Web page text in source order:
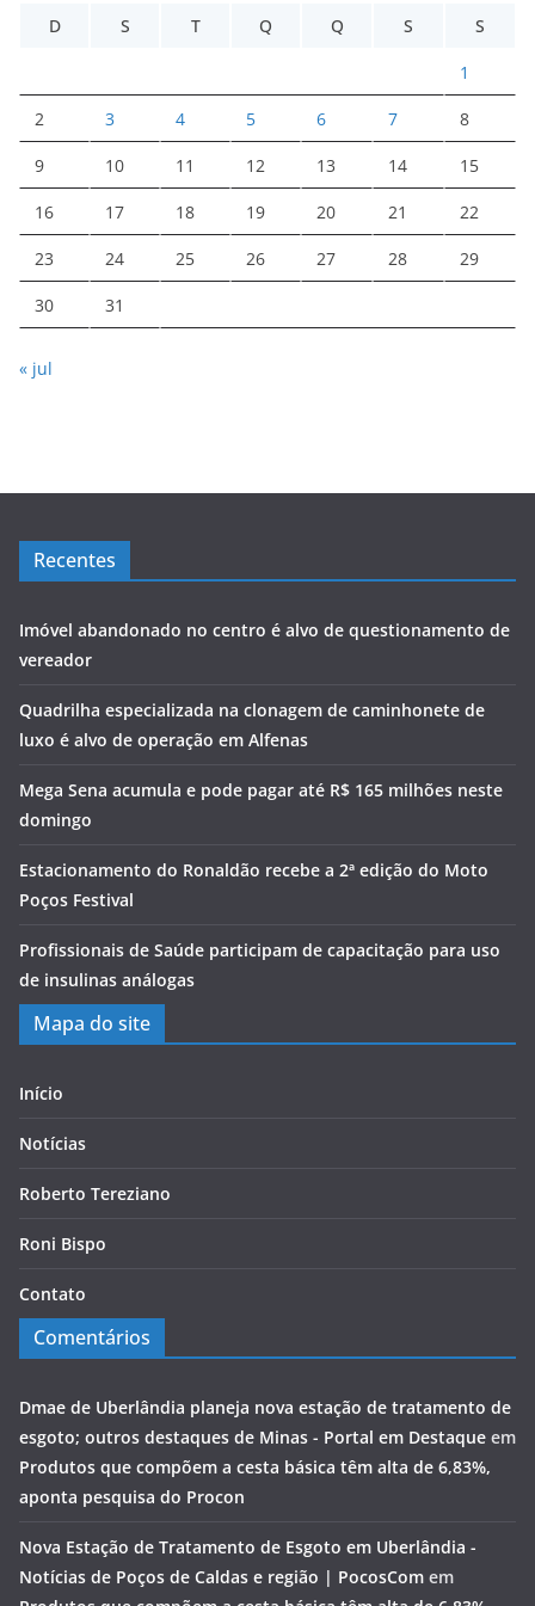
D
S T Q Q S S
1
2 3 4 5 6 7 8
9 10 11 12 13 14 15
16 17 18 19 20 21 22
23 24 25 26 27 28 29
30 31
« jul
Recentes
Imóvel abandonado no centro é alvo de questionamento de
vereador
Quadrilha especializada na clonagem de caminhonete de
luxo é alvo de operação em Alfenas
Mega Sena acumula e pode pagar até R$ 165 milhões neste
domingo
Estacionamento do Ronaldão recebe a 2ª edição do Moto
Poços Festival
Profissionais de Saúde participam de capacitação para uso
de insulinas análogas
Mapa do site
Início
Notícias
Roberto Tereziano
Roni Bispo
Contato
Comentários
Dmae de Uberlândia planeja nova estação de tratamento de
esgoto; outros destaques de Minas - Portal em Destaque em
Produtos que compõem a cesta básica têm alta de 6,83%,
aponta pesquisa do Procon
Nova Estação de Tratamento de Esgoto em Uberlândia -
Notícias de Poços de Caldas e região | PocosCom em